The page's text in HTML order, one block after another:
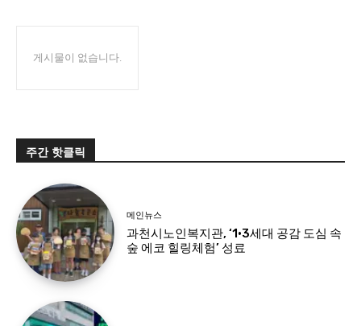
게시물이 없습니다.
주간 핫클릭
메인뉴스
과천시노인복지관, ‘1·3세대 공감 도심 속
숲 에코 힐링체험’ 성료